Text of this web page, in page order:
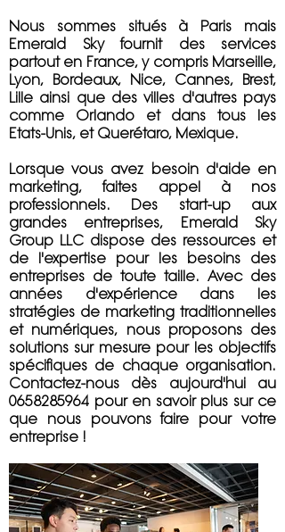
Nous sommes situés à Paris mais
Emerald Sky fournit des services
partout en France, y compris Marseille,
Lyon, Bordeaux, Nice, Cannes, Brest,
Lille ainsi que des villes d'autres pays
comme Orlandoet dans tous les
Etats-Unis, et Querétaro, Mexique.
Lorsque vous avez besoin d'aide en
marketing, faites appel à nos
professionnels. Des start-up aux
grandes entreprises, Emerald Sky
Group LLC dispose des ressources et
de l'expertise pour les besoins des
entreprises de toute taille. Avec des
années d'expérience dans les
stratégies de marketing traditionnelles
et numériques, nous proposons des
solutions sur mesure pour les objectifs
spécifiques de chaque organisation.
Contactez-nous dès aujourd'hui au
0658285964 pour en savoir plus sur ce
que nous pouvons faire pour votre
entreprise !